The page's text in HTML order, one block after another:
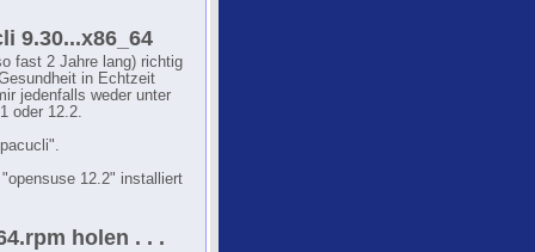
9.30...x86_64
fast 2 Jahre lang) richtig
in Echtzeit
jedenfalls weder unter
oder 12.2.
12.2" installiert
holen . . .